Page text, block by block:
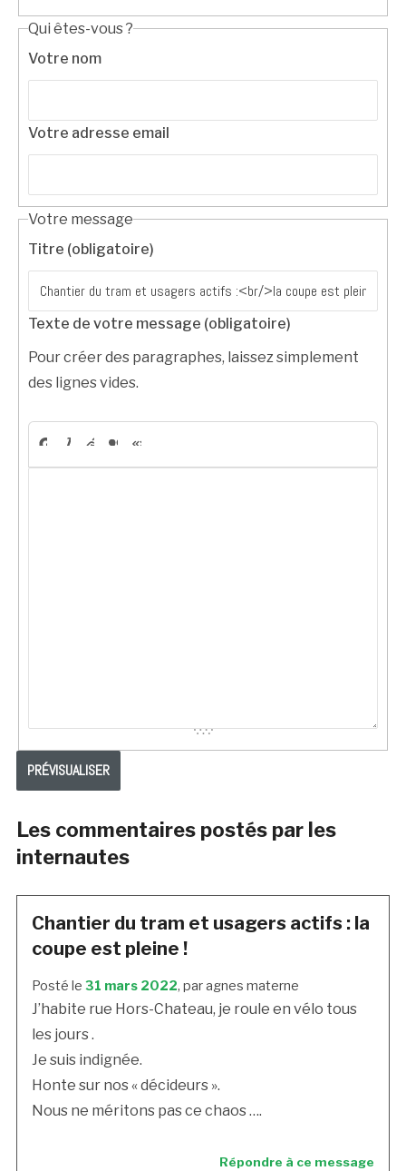
Qui êtes-vous ?
Votre nom
Votre adresse email
Votre message
Titre (obligatoire)
Texte de votre message (obligatoire)
Pour créer des paragraphes, laissez simplement
des lignes vides.
Les commentaires postés par les
internautes
Chantier du tram et usagers actifs : la
coupe est pleine !
Posté le 31 mars 2022, par agnes materne
J’habite rue Hors-Chateau, je roule en vélo tous
les jours .
Je suis indignée.
Honte sur nos « décideurs ».
Nous ne méritons pas ce chaos ….
Répondre à ce message